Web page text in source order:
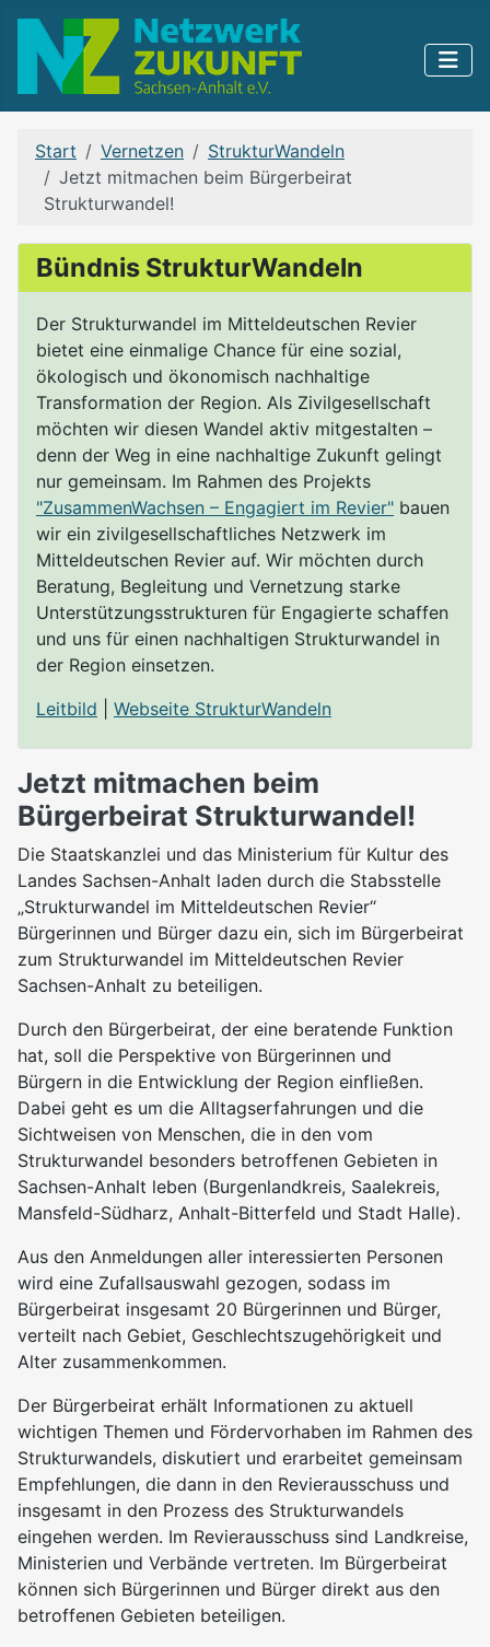
Start Vernetzen
StrukturWandeln
Jetzt mitmachen beim Bürgerbeirat
Strukturwandel!
Bündnis StrukturWandeln
Der Strukturwandel im Mitteldeutschen Revier
bietet eine einmalige Chance für eine sozial,
ökologisch und ökonomisch nachhaltige
Transformation der Region. Als Zivilgesellschaft
möchten wir diesen Wandel aktiv mitgestalten –
denn der Weg in eine nachhaltige Zukunft gelingt
nur gemeinsam. Im Rahmen des Projekts
"ZusammenWachsen – Engagiert im Revier" bauen
wir ein zivilgesellschaftliches Netzwerk im
Mitteldeutschen Revier auf. Wir möchten durch
Beratung, Begleitung und Vernetzung starke
Unterstützungsstrukturen für Engagierte schaffen
und uns für einen nachhaltigen Strukturwandel in
der Region einsetzen.
Leitbild
Webseite StrukturWandeln
Jetzt mitmachen beim
Bürgerbeirat Strukturwandel!
Die Staatskanzlei und das Ministerium für Kultur des
Landes Sachsen-Anhalt laden durch die Stabsstelle
„Strukturwandel im Mitteldeutschen Revier“
Bürgerinnen und Bürger dazu ein, sich im Bürgerbeirat
zum Strukturwandel im Mitteldeutschen Revier
Sachsen-Anhalt zu beteiligen.
Durch den Bürgerbeirat, der eine beratende Funktion
hat, soll die Perspektive von Bürgerinnen und
Bürgern in die Entwicklung der Region einfließen.
Dabei geht es um die Alltagserfahrungen und die
Sichtweisen von Menschen, die in den vom
Strukturwandel besonders betroffenen Gebieten in
Sachsen-Anhalt leben (Burgenlandkreis, Saalekreis,
Mansfeld-Südharz, Anhalt-Bitterfeld und Stadt Halle).
Aus den Anmeldungen aller interessierten Personen
wird eine Zufallsauswahl gezogen, sodass im
Bürgerbeirat insgesamt 20 Bürgerinnen und Bürger,
verteilt nach Gebiet, Geschlechtszugehörigkeit und
Alter zusammenkommen.
Der Bürgerbeirat erhält Informationen zu aktuell
wichtigen Themen und Fördervorhaben im Rahmen des
Strukturwandels, diskutiert und erarbeitet gemeinsam
Empfehlungen, die dann in den Revierausschuss und
insgesamt in den Prozess des Strukturwandels
eingehen werden. Im Revierausschuss sind Landkreise,
Ministerien und Verbände vertreten. Im Bürgerbeirat
können sich Bürgerinnen und Bürger direkt aus den
betroffenen Gebieten beteiligen.